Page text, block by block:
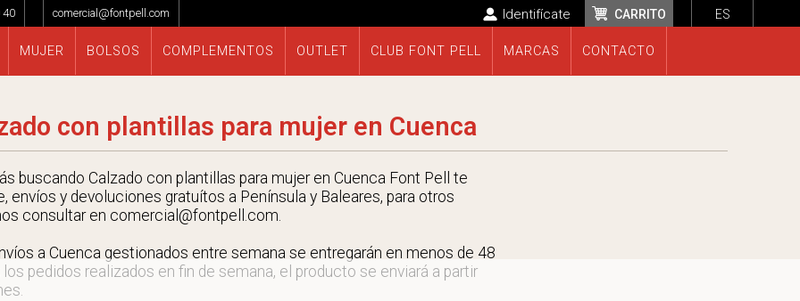
ES
40 comercial@fontpell.com CARRITO
Identifícate
MUJER BOLSOS COMPLEMENTOS OUTLET CLUB FONT PELL MARCAS CONTACTO
con plantillas para mujer en Cuenca
buscando Calzado con plantillas para mujer en Cuenca Font Pell te
envíos y devoluciones gratuítos a Península y Baleares, para otros
consultar en comercial@fontpell.com.
a Cuenca gestionados entre semana se entregarán en menos de 48
los pedidos realizados en fin de semana, el producto se enviará a partir